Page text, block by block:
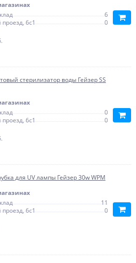
6
6с1
0
стерилизатор воды Гейзер SS
0
6с1
0
для UV лампы Гейзер 30w WPM
11
6с1
0